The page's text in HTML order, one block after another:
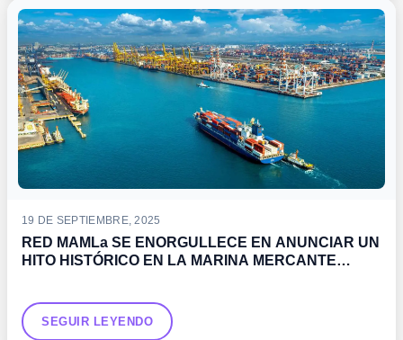
19 DE SEPTIEMBRE, 2025
RED MAMLa SE ENORGULLECE EN ANUNCIAR UN
HITO HISTÓRICO EN LA MARINA MERCANTE
SEGUIR LEYENDO